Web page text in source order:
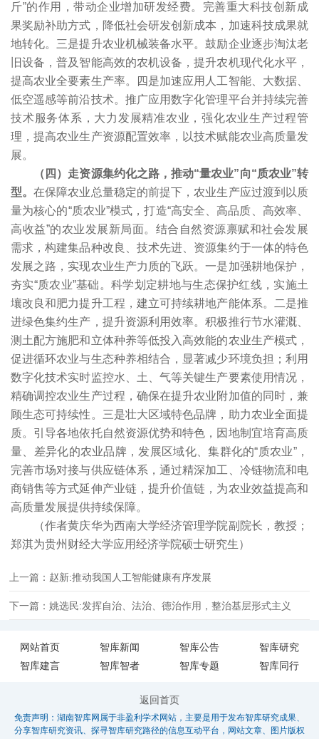
斤”的作用，带动企业增加研发经费。完善重大科技创新成
果奖励补助方式，降低社会研发创新成本，加速科技成果就
地转化。三是提升农业机械装备水平。鼓励企业逐步淘汰老
旧设备，普及智能高效的农机设备，提升农机现代化水平，
提高农业全要素生产率。四是加速应用人工智能、大数据、
低空遥感等前沿技术。推广应用数字化管理平台并持续完善
技术服务体系，大力发展精准农业，强化农业生产过程管
理，提高农业生产资源配置效率，以技术赋能农业高质量发
展。
（四）走资源集约化之路，推动“量农业”向“质农业”转
型。在保障农业总量稳定的前提下，农业生产应过渡到以质
量为核心的“质农业”模式，打造“高安全、高品质、高效率、
高收益”的农业发展新局面。结合自然资源禀赋和社会发展
需求，构建集品种改良、技术先进、资源集约于一体的特色
发展之路，实现农业生产力质的飞跃。一是加强耕地保护，
夯实“质农业”基础。科学划定耕地与生态保护红线，实施土
壤改良和肥力提升工程，建立可持续耕地产能体系。二是推
进绿色集约生产，提升资源利用效率。积极推行节水灌溉、
测土配方施肥和立体种养等低投入高效能的农业生产模式，
促进循环农业与生态种养相结合，显著减少环境负担；利用
数字化技术实时监控水、土、气等关键生产要素使用情况，
精确调控农业生产过程，确保在提升农业附加值的同时，兼
顾生态可持续性。三是壮大区域特色品牌，助力农业全面提
质。引导各地依托自然资源优势和特色，因地制宜培育高质
量、差异化的农业品牌，发展区域化、集群化的“质农业”，
完善市场对接与供应链体系，通过精深加工、冷链物流和电
商销售等方式延伸产业链，提升价值链，为农业效益提高和
高质量发展提供持续保障。
（作者黄庆华为西南大学经济管理学院副院长，教授；
郑淇为贵州财经大学应用经济学院硕士研究生）
上一篇：赵新:推动我国人工智能健康有序发展
下一篇：姚选民:发挥自治、法治、德治作用，整治基层形式主义
网站首页 智库新闻 智库公告
智库研究
智库建言
智库智者 智库专题 智库同行
返回首页
免责声明：湖南智库网属于非盈利学术网站，主要是用于发布智库研究成果、
分享智库研究资讯、探寻智库研究路径的信息互动平台，网站文章、图片版权